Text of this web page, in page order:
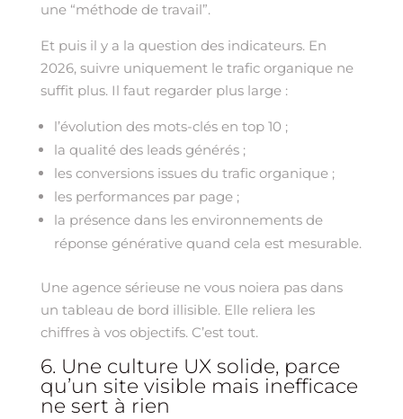
une “méthode de travail”.
Et puis il y a la question des indicateurs. En
2026, suivre uniquement le trafic organique ne
suffit plus. Il faut regarder plus large :
l’évolution des mots-clés en top 10 ;
la qualité des leads générés ;
les conversions issues du trafic organique ;
les performances par page ;
la présence dans les environnements de
réponse générative quand cela est mesurable.
Une agence sérieuse ne vous noiera pas dans
un tableau de bord illisible. Elle reliera les
chiffres à vos objectifs. C’est tout.
6. Une culture UX solide, parce
qu’un site visible mais inefficace
ne sert à rien